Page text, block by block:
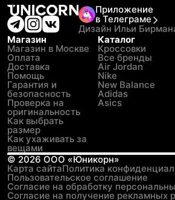
Приложение
в Телеграме
Дизайн Ильи
Магазин
Магазин в Москве
Оплата
Доставка
Помощь
Гарантия и
безопасность
Проверка на
оригинальность
Как выбрать
размер
Как ухаживать за
вещами
Каталог
Кроссовки
Все бренды
Air Jordan
Nike
New Balance
Adidas
Asics
© 2026 ООО «Юникорн»
Карта сайтаПолитика
Пользовательское соглашение
Согласие на обработку
Согласие на получение рекламных